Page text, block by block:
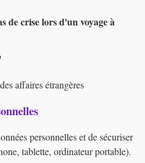
de crise lors d'un voyage à
affaires étrangères
personnelles et de sécuriser
tablette, ordinateur portable).